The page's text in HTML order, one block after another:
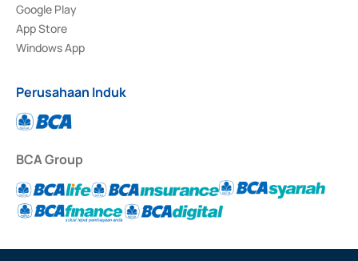
Google Play
App Store
Windows App
Perusahaan Induk
BCA Group